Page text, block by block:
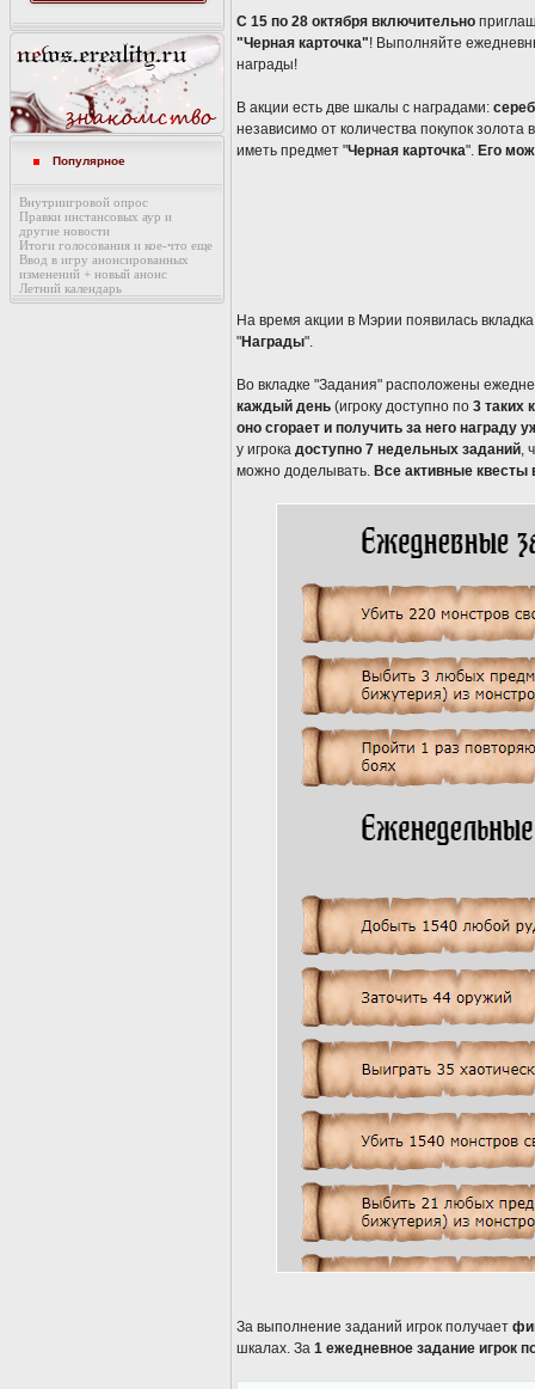
Популярное
Внутриигровой опрос
Правки инстансовых аур и
другие новости
Итоги голосования и кое-что еще
Ввод в игру анонсированных
изменений + новый анонс
Летний календарь
С 15 по 28 октября включительно
"Черная карточка"! Выполняйте
награды!
В акции есть две шкалы с наградами:
независимо от количества покупок
иметь предмет "Черная карточка". Его
На время акции в Мэрии появилась
"Награды".
Во вкладке "Задания" расположены
каждый день (игроку доступно по 3 таких
оно сгорает и получить за него награду
у игрока доступно 7 недельных заданий,
можно доделывать. Все активные
За выполнение заданий игрок получает
шкалах. За 1 ежедневное задание игрок